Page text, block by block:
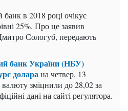
в 2018 році очікує
25%. Про це заявив
Сологуб, передають
банк України (НБУ)
доларана четвер, 13
зміцнили до 28,02 за
дані на сайті регулятора.